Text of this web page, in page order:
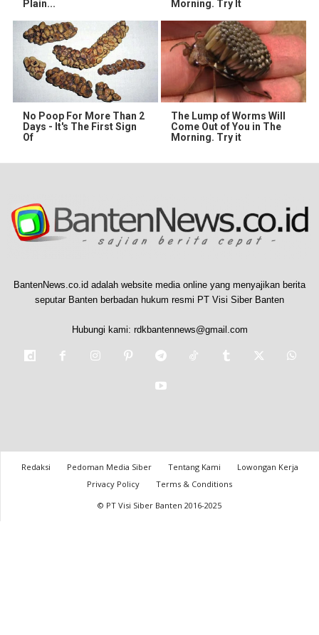
Plain...
Morning. Try It
No Poop For More Than 2
Days - It's The First Sign
Of
The Lump of Worms Will
Come Out of You in The
Morning. Try it
BantenNews.co.id adalah website media online yang menyajikan berita
seputar Banten berbadan hukum resmi PT Visi Siber Banten
Hubungi kami: rdkbantennews@gmail.com
Redaksi Pedoman Media Siber Tentang Kami
Lowongan Kerja
Privacy Policy
Terms & Conditions
© PT Visi Siber Banten 2016-2025